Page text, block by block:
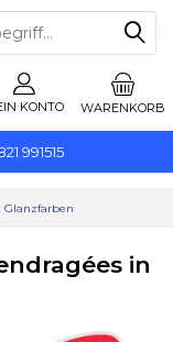
991515
WARENKORB
KONTO
Glanzfarben
in